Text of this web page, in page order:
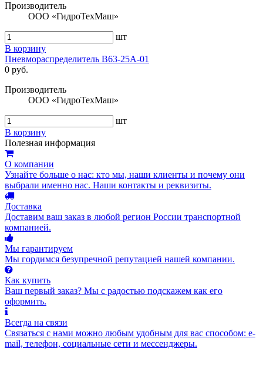
Производитель
ООО «ГидроТехМаш»
шт
В корзину
Пневмораспределитель В63-25А-01
0 руб.
Производитель
ООО «ГидроТехМаш»
шт
В корзину
Полезная информация
О компании
Узнайте больше о нас: кто мы, наши клиенты и почему они
выбрали именно нас. Наши контакты и реквизиты.
Доставка
Доставим ваш заказ в любой регион России транспортной
компанией.
Мы гарантируем
Мы гордимся безупречной репутацией нашей компании.
Как купить
Ваш первый заказ? Мы с радостью подскажем как его
оформить.
Всегда на связи
Связаться с нами можно любым удобным для вас способом: e-
mail, телефон, социальные сети и мессенджеры.